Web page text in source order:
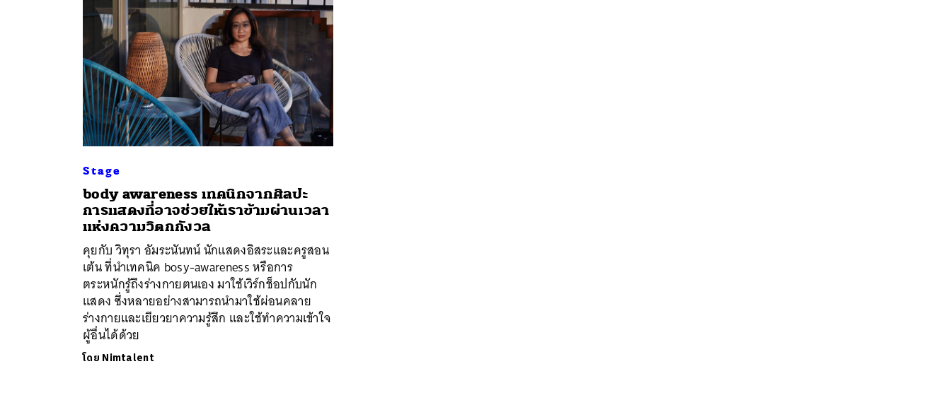
Stage
body awareness เทคนิกจากศิลปะ
การแสดงที่อาจช่วยให้เราข้ามผ่านเวลา
แห่งความวิตกกังวล
คุยกับ วิทุรา อัมระนันทน์ นักแสดงอิสระและครูสอน
เต้น ที่นำเทคนิค bosy-awareness หรือการ
ตระหนักรู้ถึงร่างกายตนเอง มาใช้เวิร์กช็อปกับนัก
แสดง ซึ่งหลายอย่างสามารถนำมาใช้ผ่อนคลาย
ร่างกายและเยียวยาความรู้สึก และใช้ทำความเข้าใจ
ผู้อื่นได้ด้วย
โดย Nimtalent